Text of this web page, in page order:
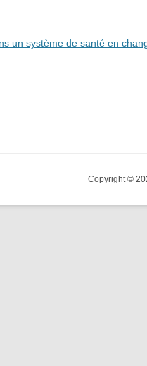
un système de santé en
Copyright ©